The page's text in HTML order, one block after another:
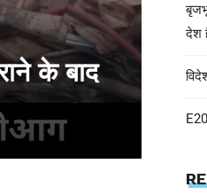
के बाद
देश